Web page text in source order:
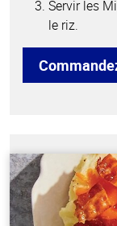
Servir les
le riz.